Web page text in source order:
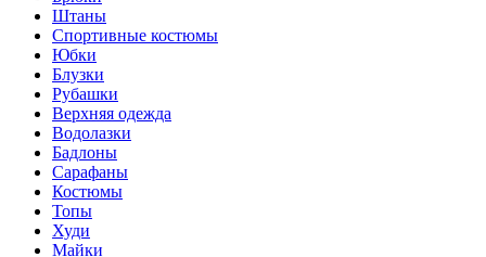
Штаны
Спортивные костюмы
Юбки
Блузки
Рубашки
Верхняя одежда
Водолазки
Бадлоны
Сарафаны
Костюмы
Топы
Худи
Майки